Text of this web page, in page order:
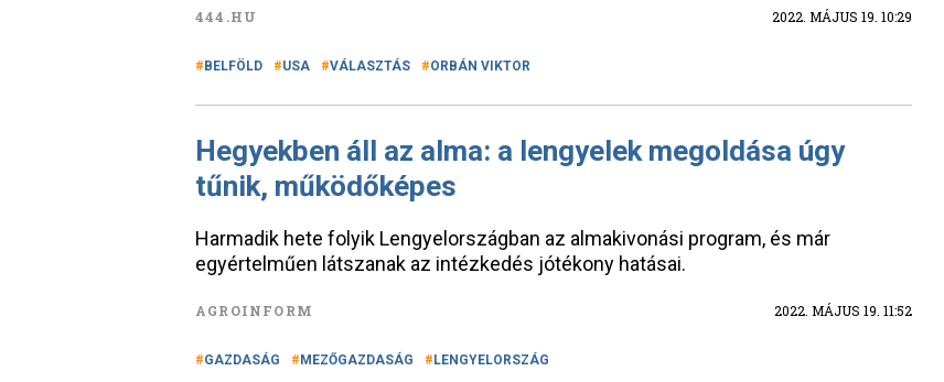
444.HU 2022. MÁJUS 19. 10:29
BELFÖLD USA VÁLASZTÁS ORBÁN VIKTOR
Hegyekben áll az alma: a lengyelek megoldása úgy
tűnik, működőképes
Harmadik hete folyik Lengyelországban az almakivonási program, és már
egyértelműen látszanak az intézkedés jótékony hatásai.
AGROINFORM 2022. MÁJUS 19. 11:52
GAZDASÁG MEZŐGAZDASÁG LENGYELORSZÁG